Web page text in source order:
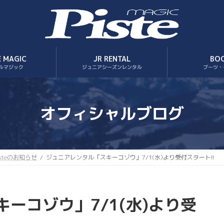
MAGIC
マジック
JR RENTAL
ジュニアシーズンレンタル ブーツ
オフィシャルブログ
のお知らせ ジュニアレンタル「スキーコゾウ」7/1(水)より受付スタート!!
ーコゾウ」7/1(水)より受